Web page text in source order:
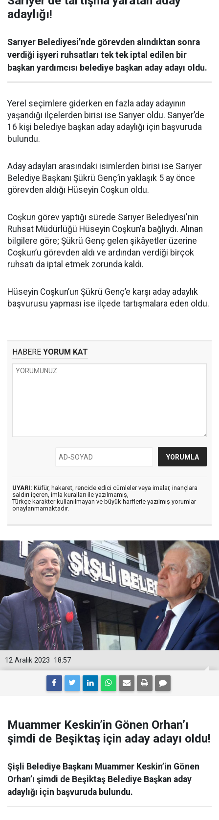
adaylığı!
Sarıyer Belediyesi’nde görevden alındıktan sonra
verdiği işyeri ruhsatları tek tek iptal edilen bir
başkan yardımcısı belediye başkan aday adayı oldu.
Yerel seçimlere giderken en fazla aday adayının
yaşandığı ilçelerden birisi ise Sarıyer oldu. Sarıyer’de
16 kişi belediye başkan aday adaylığı için başvuruda
bulundu.
Aday adayları arasındaki isimlerden birisi ise Sarıyer
Belediye Başkanı Şükrü Genç’in yaklaşık 5 ay önce
görevden aldığı Hüseyin Coşkun oldu.
Coşkun görev yaptığı sürede Sarıyer Belediyesi'nin
Ruhsat Müdürlüğü Hüseyin Coşkun’a bağlıydı. Alınan
bilgilere göre; Şükrü Genç gelen şikâyetler üzerine
Coşkun’u görevden aldı ve ardından verdiği birçok
ruhsatı da iptal etmek zorunda kaldı.
Hüseyin Coşkun’un Şükrü Genç’e karşı aday adaylık
başvurusu yapması ise ilçede tartışmalara eden oldu.
HABERE YORUM KAT
UYARI: Küfür, hakaret, rencide edici cümleler veya imalar, inançlara
saldırı içeren, imla kuralları ile yazılmamış,
Türkçe karakter kullanılmayan ve büyük harflerle yazılmış yorumlar
onaylanmamaktadır.
18:57
12 Aralık 2023
Muammer Keskin’in Gönen Orhan’ı
şimdi de Beşiktaş için aday adayı oldu!
Şişli Belediye Başkanı Muammer Keskin’in Gönen
Orhan’ı şimdi de Beşiktaş Belediye Başkan aday
adaylığı için başvuruda bulundu.